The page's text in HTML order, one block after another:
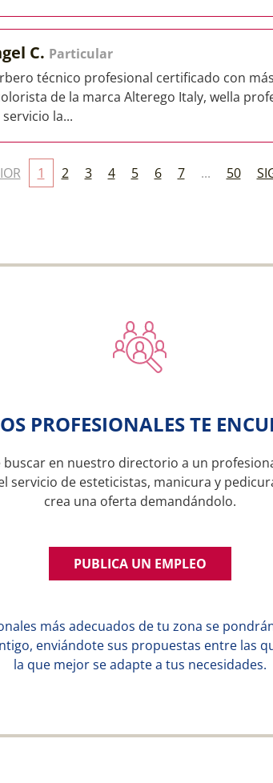
C. Particular
técnico profesional certificado con
de la marca Alterego Italy, wella
servicio la...
1 2 3 4 5 6 7 ... 50
PROFESIONALES TE
buscar en nuestro directorio a un
servicio de esteticistas, manicura y
crea una oferta demandándolo.
PUBLICA UN EMPLEO
más adecuados de tu zona se
enviándote sus propuestas entre las
la que mejor se adapte a tus necesidades.